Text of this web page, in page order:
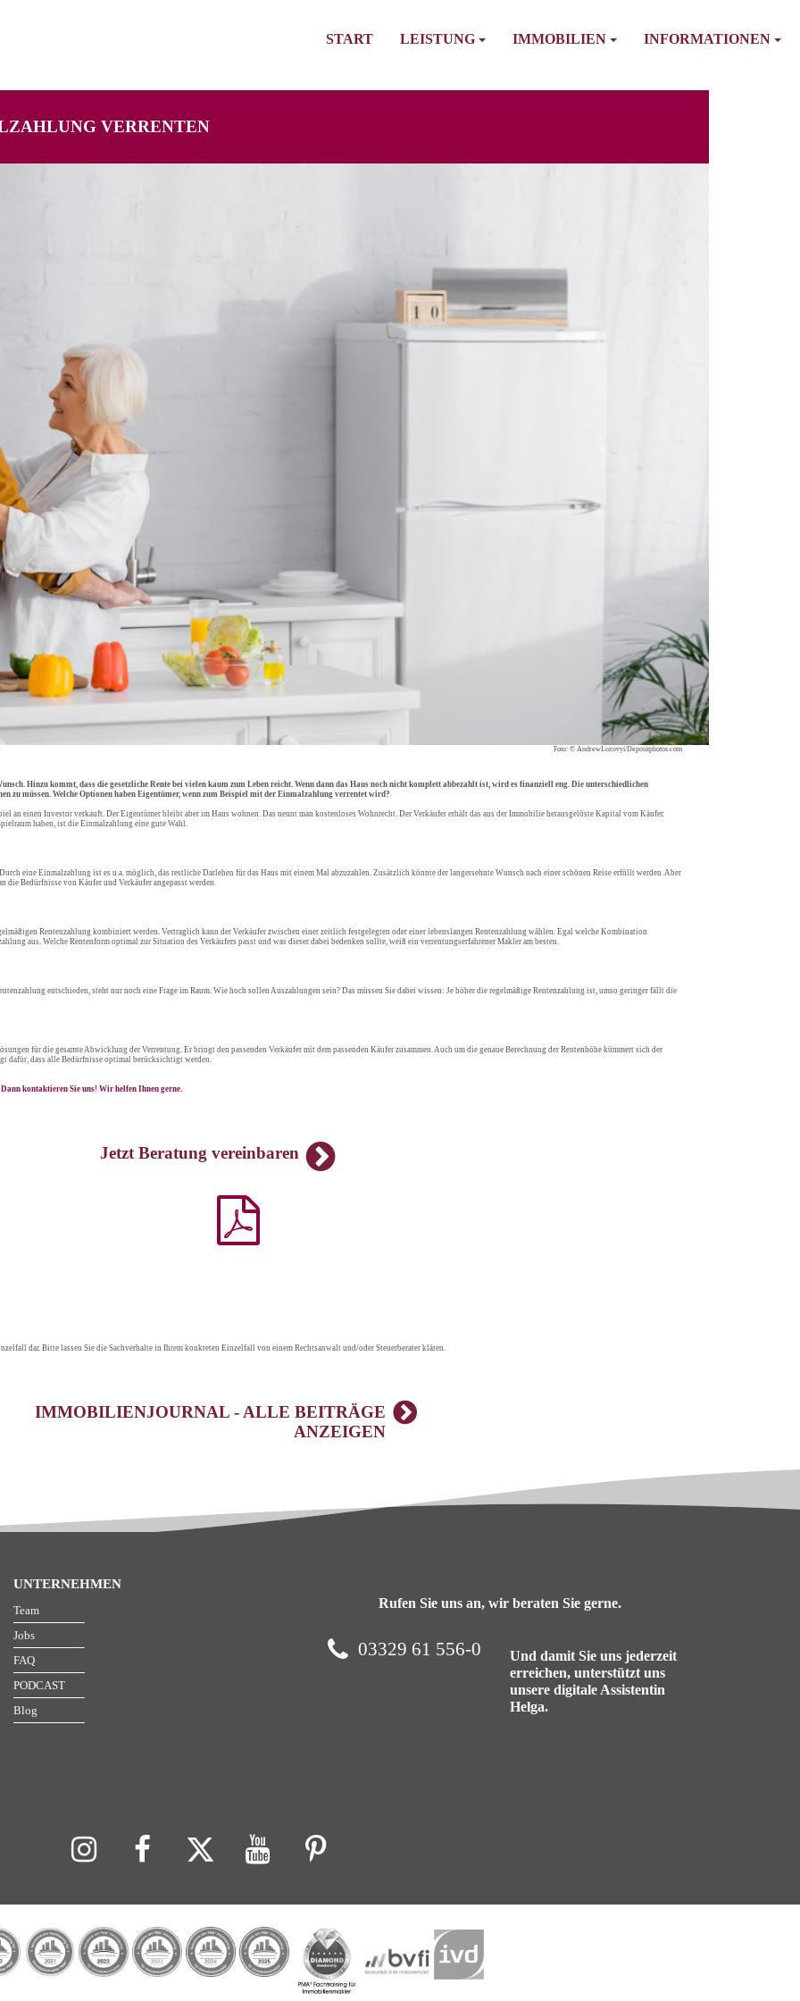
START LEISTUNG IMMOBILIEN INFORMATIONEN
VERRENTEN
Foto: © AndrewLozovyi/Depositphotos.com
Hinzu kommt, dass die gesetzliche Rente bei vielen kaum zum Leben reicht. Wenn dann das Haus noch nicht komplett abbezahlt ist, wird es finanziell eng. Die unterschiedlichen
zu müssen. Welche Optionen haben Eigentümer, wenn zum Beispiel mit der Einmalzahlung verrentet wird?
an einen Investor verkauft. Der Eigentümer bleibt aber im Haus wohnen. Das nennt man kostenloses Wohnrecht. Der Verkäufer erhält das aus der Immobilie herausgelöste Kapital vom Käufer.
haben, ist die Einmalzahlung eine gute Wahl.
eine Einmalzahlung ist es u.a. möglich, das restliche Darlehen für das Haus mit einem Mal abzuzahlen. Zusätzlich könnte der langersehnte Wunsch nach einer schönen Reise erfüllt werden. Aber
Bedürfnisse von Käufer und Verkäufer angepasst werden.
Rentenzahlung kombiniert werden. Vertraglich kann der Verkäufer zwischen einer zeitlich festgelegten oder einer lebenslangen Rentenzahlung wählen. Egal welche Kombination
aus. Welche Rentenform optimal zur Situation des Verkäufers passt und was dieser dabei bedenken sollte, weiß ein verrentungserfahrener Makler am besten.
entschieden, steht nur noch eine Frage im Raum. Wie hoch sollen Auszahlungen sein? Das müssen Sie dabei wissen: Je höher die regelmäßige Rentenzahlung ist, umso geringer fällt die
für die gesamte Abwicklung der Verrentung. Er bringt den passenden Verkäufer mit dem passenden Käufer zusammen. Auch um die genaue Berechnung der Rentenhöhe kümmert sich der
dass alle Bedürfnisse optimal berücksichtigt werden.
kontaktieren Sie uns! Wir helfen Ihnen gerne.
Jetzt Beratung vereinbaren
dar. Bitte lassen Sie die Sachverhalte in Ihrem konkreten Einzelfall von einem Rechtsanwalt und/oder Steuerberater klären.
IMMOBILIENJOURNAL - ALLE BEITRÄGE
ANZEIGEN
UNTERNEHMEN
Team
Jobs
FAQ
PODCAST
Blog
Rufen Sie uns an, wir beraten Sie gerne.
03329 61 556-0
Und damit Sie uns jederzeit
erreichen, unterstützt uns
unsere digitale Assistentin
Helga.